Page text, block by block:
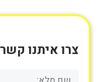
צרו איתנו קשר